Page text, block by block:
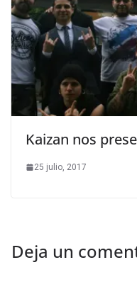
Kaizan nos
25 julio, 2017
Deja un